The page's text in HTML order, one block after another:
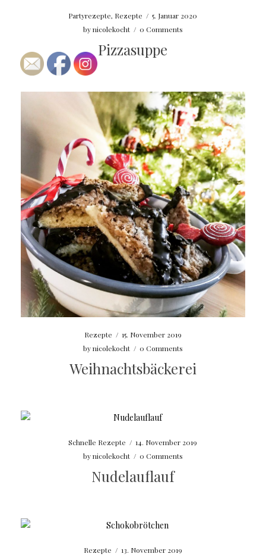
Partyrezepte, Rezepte / 5. Januar 2020
bynicolekocht / 0 Comments
Pizzasuppe
Rezepte / 15. November 2019
bynicolekocht / 0 Comments
Weihnachtsbäckerei
Schnelle Rezepte / 14. November 2019
bynicolekocht / 0 Comments
Nudelauflauf
Rezepte / 13. November 2019